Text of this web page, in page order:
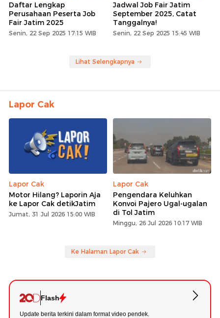
Daftar Lengkap
Perusahaan Peserta Job
Fair Jatim 2025
Senin, 22 Sep 2025 17:15 WIB
Jadwal Job Fair Jatim
September 2025, Catat
Tanggalnya!
Senin, 22 Sep 2025 15:45 WIB
Lihat Selengkapnya
Lapor Cak
Lapor Cak
Motor Hilang? Laporin Aja
ke Lapor Cak detikJatim
Jumat, 31 Jul 2026 15:00 WIB
Lapor Cak
Pengendara Keluhkan
Konvoi Pajero Ugal-ugalan
di Tol Jatim
Minggu, 26 Jul 2026 10:17 WIB
Ke Halaman Lapor Cak
Flash
Update berita terkini dalam format video pendek.